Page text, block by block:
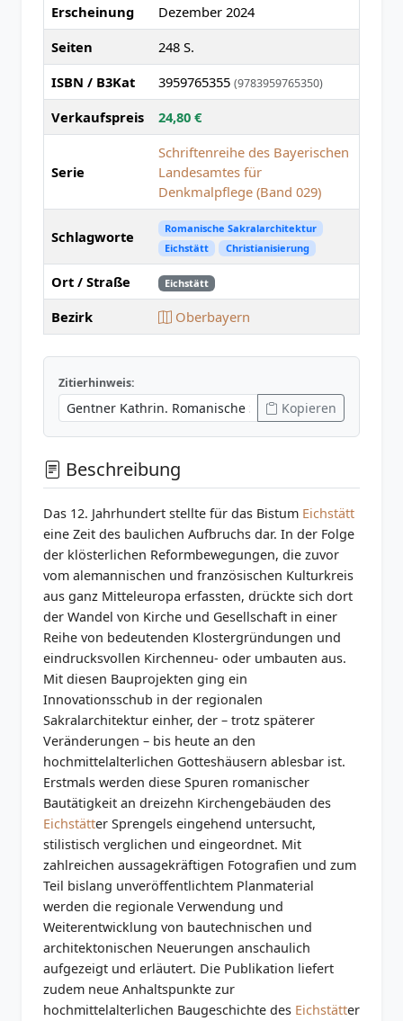
Erscheinung
Dezember 2024
Seiten
248 S.
ISBN / B3Kat
3959765355 (9783959765350)
Verkaufspreis 24,80 €
Serie
Schriftenreihe des Bayerischen
Landesamtes für
Denkmalpflege (Band 029)
Schlagworte
Romanische Sakralarchitektur
Eichstätt
Christianisierung
Ort / Straße Eichstätt
Bezirk Oberbayern
Zitierhinweis:
Kopieren
Beschreibung
Das 12. Jahrhundert stellte für das Bistum Eichstätt
eine Zeit des baulichen Aufbruchs dar. In der Folge
der klösterlichen Reformbewegungen, die zuvor
vom alemannischen und französischen Kulturkreis
aus ganz Mitteleuropa erfassten, drückte sich dort
der Wandel von Kirche und Gesellschaft in einer
Reihe von bedeutenden Klostergründungen und
eindrucksvollen Kirchenneu- oder umbauten aus.
Mit diesen Bauprojekten ging ein
Innovationsschub in der regionalen
Sakralarchitektur einher, der – trotz späterer
Veränderungen – bis heute an den
hochmittelalterlichen Gotteshäusern ablesbar ist.
Erstmals werden diese Spuren romanischer
Bautätigkeit an dreizehn Kirchengebäuden des
Eichstätter Sprengels eingehend untersucht,
stilistisch verglichen und eingeordnet. Mit
zahlreichen aussagekräftigen Fotografien und zum
Teil bislang unveröffentlichtem Planmaterial
werden die regionale Verwendung und
Weiterentwicklung von bautechnischen und
architektonischen Neuerungen anschaulich
aufgezeigt und erläutert. Die Publikation liefert
zudem neue Anhaltspunkte zur
hochmittelalterlichen Baugeschichte des Eichstätter